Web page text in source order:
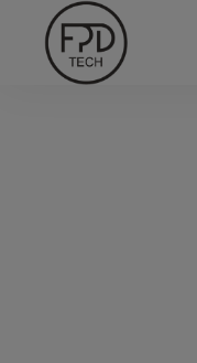
Перейти
содержимому